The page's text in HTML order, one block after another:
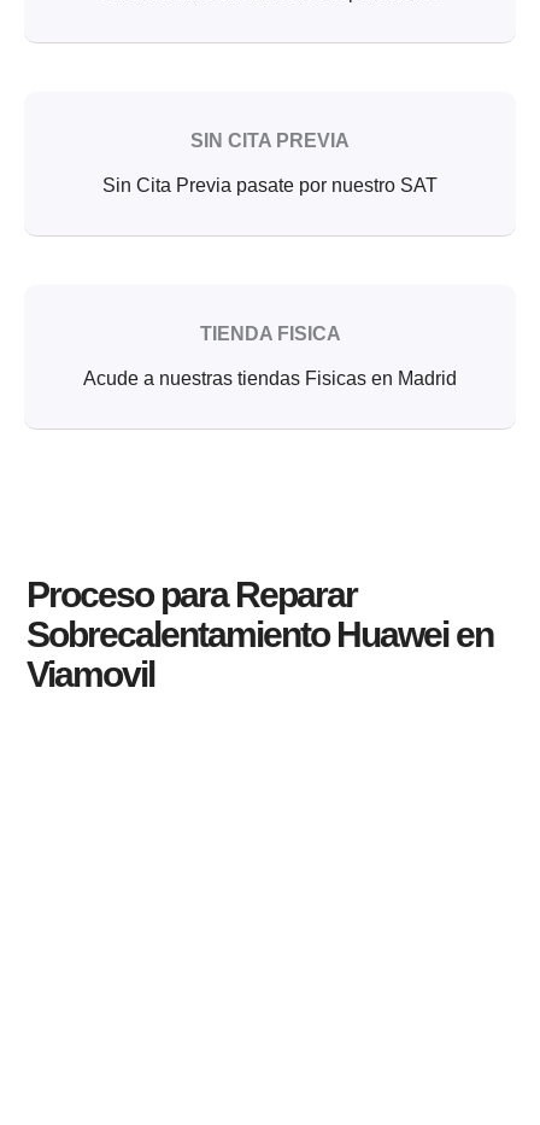
SIN CITA PREVIA
Sin Cita Previa pasate por nuestro SAT
TIENDA FISICA
Acude a nuestras tiendas Fisicas en Madrid
Proceso para Reparar
Sobrecalentamiento Huawei en
Viamovil